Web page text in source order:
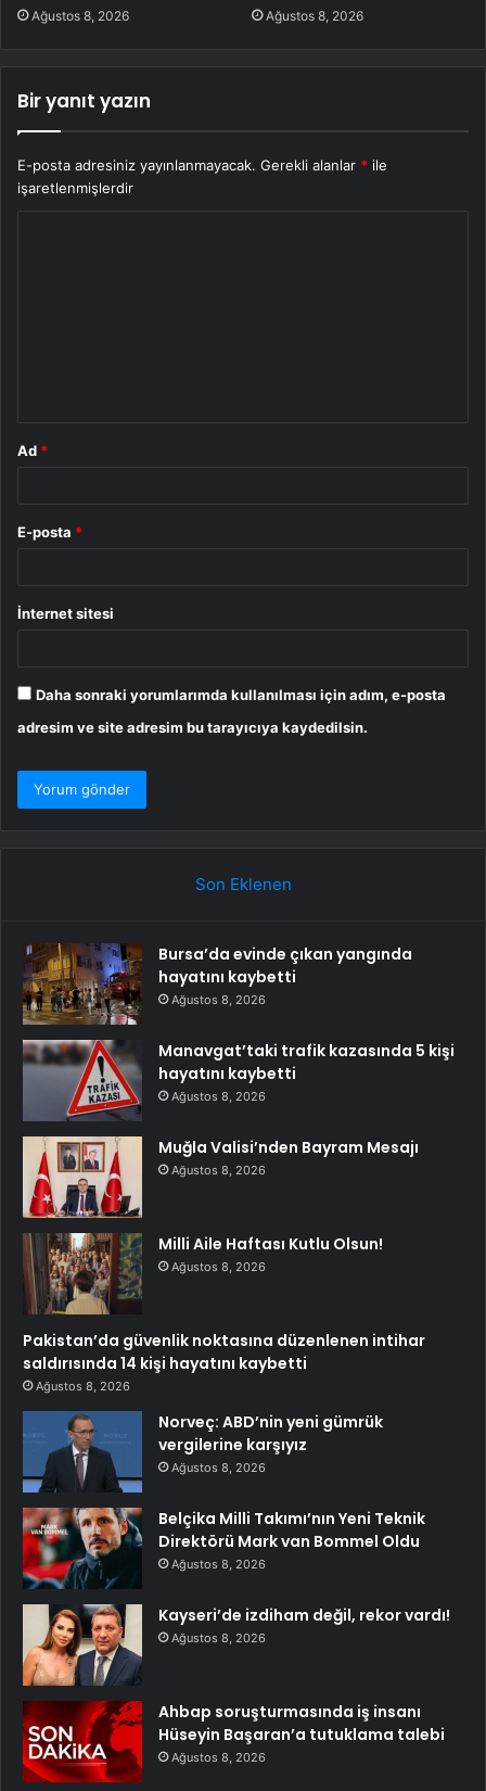
Ağustos 8, 2026 Ağustos 8, 2026
Bir yanıt yazın
E-posta adresiniz yayınlanmayacak. Gerekli alanlar * ile
işaretlenmişlerdir
Ad *
E-posta *
İnternet sitesi
Daha sonraki yorumlarımda kullanılması için adım, e-posta
adresim ve site adresim bu tarayıcıya kaydedilsin.
Son Eklenen
Bursa’da evinde çıkan yangında
hayatını kaybetti
Ağustos 8, 2026
Manavgat’taki trafik kazasında 5 kişi
hayatını kaybetti
Ağustos 8, 2026
Muğla Valisi’nden Bayram Mesajı
Ağustos 8, 2026
Milli Aile Haftası Kutlu Olsun!
Ağustos 8, 2026
Pakistan’da güvenlik noktasına düzenlenen intihar
saldırısında 14 kişi hayatını kaybetti
Ağustos 8, 2026
Norveç: ABD’nin yeni gümrük
vergilerine karşıyız
Ağustos 8, 2026
Belçika Milli Takımı’nın Yeni Teknik
Direktörü Mark van Bommel Oldu
Ağustos 8, 2026
Kayseri’de izdiham değil, rekor vardı!
Ağustos 8, 2026
Ahbap soruşturmasında iş insanı
Hüseyin Başaran’a tutuklama talebi
Ağustos 8, 2026